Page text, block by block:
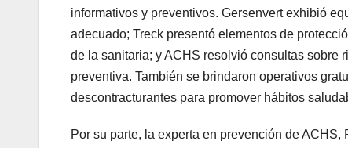
informativos y preventivos. Gersenvert exhibió
adecuado; Treck presentó elementos de
de la sanitaria; y ACHS resolvió consultas sobre
preventiva. También se brindaron operativos
descontracturantes para promover hábitos
Por su parte, la experta en prevención de